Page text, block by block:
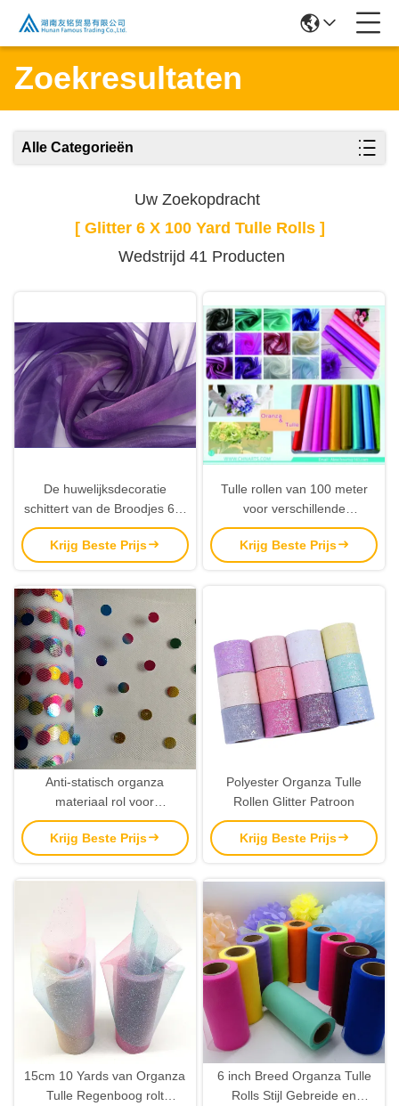
Zoekresultaten
Alle Categorieën
Uw Zoekopdracht
[ Glitter 6 X 100 Yard Tulle Rolls ]
Wedstrijd 41 Producten
De huwelijksdecoratie
schittert van de Broodjes 6 X
100 Yard van Organza Tulle
de Broodjes van Tulle
Krijg Beste Prijs
Tulle rollen van 100 meter
voor verschillende
toepassingen 20D Garensom
28E Dichtheid
Krijg Beste Prijs
Anti-statisch organza
materiaal rol voor
handwassen of
droogschoonmaken met
zorgvuldige instructies
Krijg Beste Prijs
Polyester Organza Tulle
Rollen Glitter Patroon
Krijg Beste Prijs
15cm 10 Yards van Organza
Tulle Regenboog rolt
6 inch Breed Organza Tulle
Rolls Stijl Gebreide en